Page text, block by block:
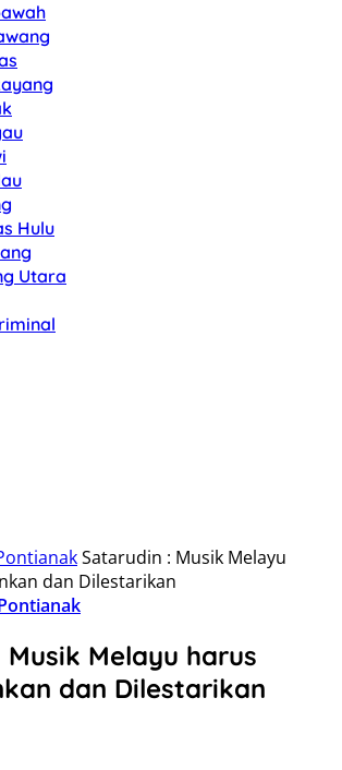
Hulu
Utara
Satarudin : Musik Melayu
dan Dilestarikan
Melayu harus
dan Dilestarikan